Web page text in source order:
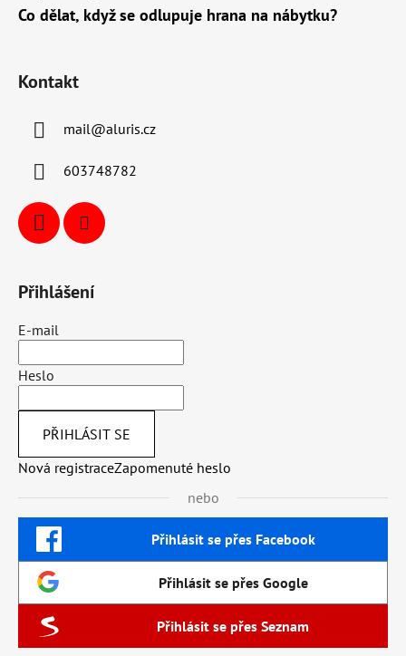
Co dělat, když se odlupuje hrana na nábytku?
Kontakt
mail@aluris.cz
603748782
Přihlášení
E-mail
Heslo
PŘIHLÁSIT SE
Nová registraceZapomenuté heslo
nebo
Přihlásit se přes Facebook
Přihlásit se přes Google
Přihlásit se přes Seznam